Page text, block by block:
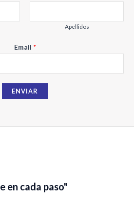
e
m
a
i
Apellidos
Email *
ENVIAR
en cada paso"